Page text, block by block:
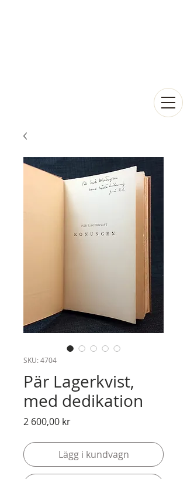
SKU: 4704
Pär Lagerkvist,
med dedikation
2 600,00 krPris
Lägg i kundvagn